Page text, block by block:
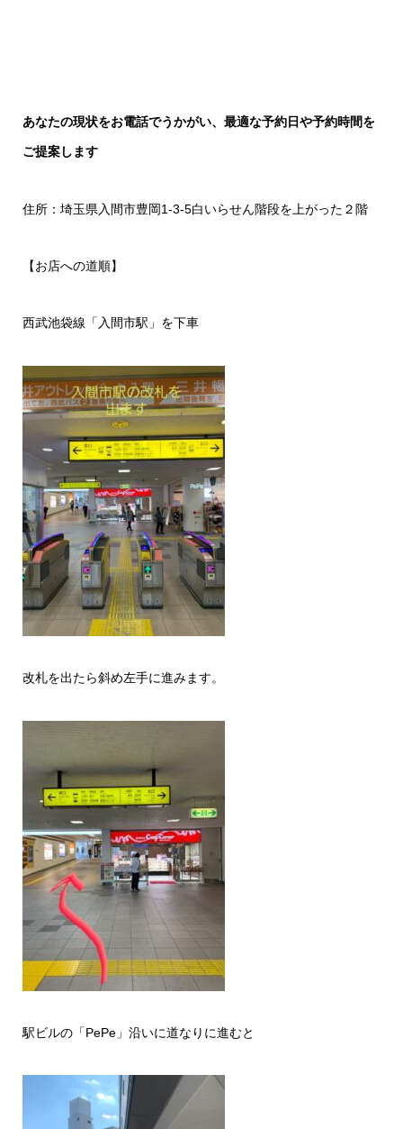
あなたの現状をお電話でうかがい、最適な予約日や予約時間を
ご提案します
住所：埼玉県入間市豊岡1-3-5白いらせん階段を上がった２階
【お店への道順】
西武池袋線「入間市駅」を下車
改札を出たら斜め左手に進みます。
駅ビルの「PePe」沿いに道なりに進むと